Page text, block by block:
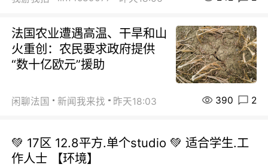
法国农业遭遇高温、干旱和山
火重创：农民要求政府提供
“数十亿欧元”援助
闲聊法国 新闻我来找 昨天18:03 390 2
💚 17区 12.8平方.单个studio 💚 适合学生.工
作人士 【环境】